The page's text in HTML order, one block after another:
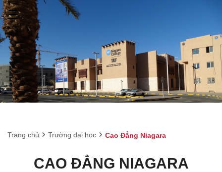
☰
Trang chủ Trường đại học Cao Đẳng Niagara
CAO ĐẲNG NIAGARA